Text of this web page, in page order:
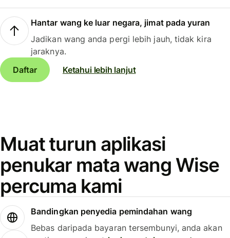
Hantar wang ke luar negara, jimat pada yuran
Jadikan wang anda pergi lebih jauh, tidak kira
jaraknya.
Daftar
Ketahui lebih lanjut
Muat turun aplikasi
penukar mata wang Wise
percuma kami
Bandingkan penyedia pemindahan wang
Bebas daripada bayaran tersembunyi, anda akan